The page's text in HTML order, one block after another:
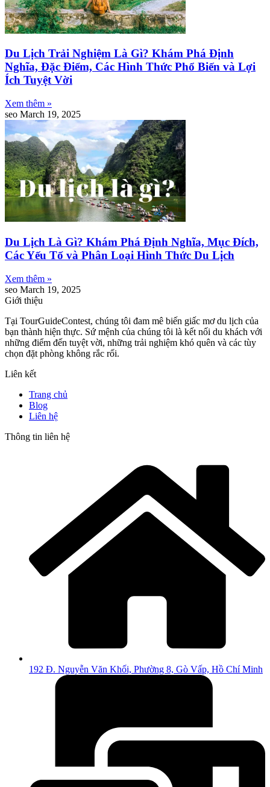
Du Lịch Trải Nghiệm Là Gì? Khám Phá Định
Nghĩa, Đặc Điểm, Các Hình Thức Phổ Biến và Lợi
Ích Tuyệt Vời
Xem thêm »
seo March 19, 2025
Du Lịch Là Gì? Khám Phá Định Nghĩa, Mục Đích,
Các Yếu Tố và Phân Loại Hình Thức Du Lịch
Xem thêm »
seo March 19, 2025
Giới thiệu
Tại TourGuideContest, chúng tôi đam mê biến giấc mơ du lịch của
bạn thành hiện thực. Sứ mệnh của chúng tôi là kết nối du khách với
những điểm đến tuyệt vời, những trải nghiệm khó quên và các tùy
chọn đặt phòng không rắc rối.
Liên kết
Trang chủ
Blog
Liên hệ
Thông tin liên hệ
192 Đ. Nguyễn Văn Khối, Phường 8, Gò Vấp, Hồ Chí Minh